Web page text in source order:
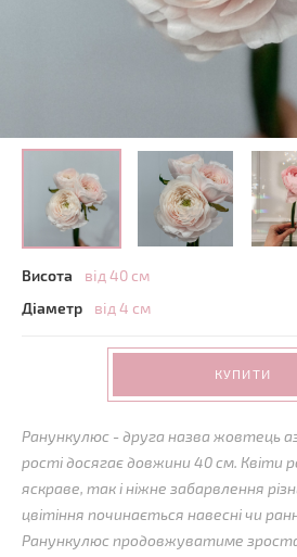
Висота
від 40 см
Діаметр
від 4 см
КУПИТИ
Ранункулюс - друга назва жовтець
рості досягає довжини 40 см. Квіти
яскраве, так і ніжне забарвлення
цвітіння починається навесні чи
Ранункулюс продовжуватиме